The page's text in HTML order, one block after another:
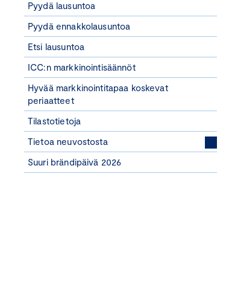
Pyydä lausuntoa
Pyydä ennakkolausuntoa
Etsi lausuntoa
ICC:n markkinointisäännöt
Hyvää markkinointitapaa koskevat
periaatteet
Tilastotietoja
Tietoa neuvostosta
Suuri brändipäivä 2026